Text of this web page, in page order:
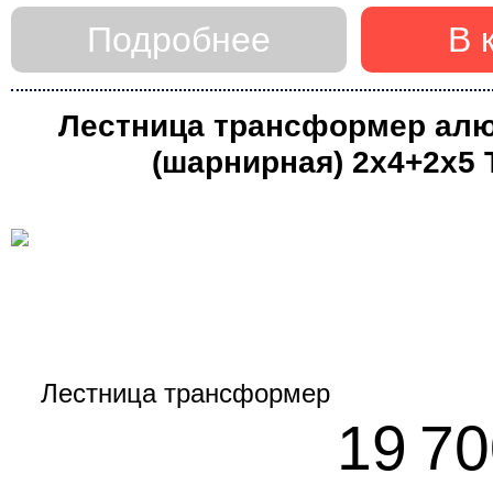
В
Подробнее
Лестница трансформер
(шарнирная) 2х4+2х5
19